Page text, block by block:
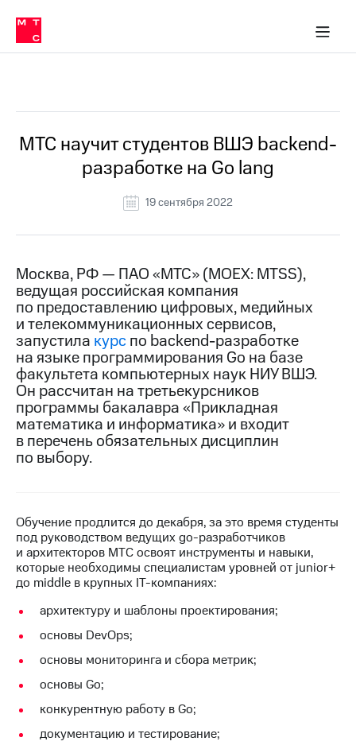
Медиа-центр
и акционерам
Устойчивое развитие
Комплаенс и деловая этика
компании
Карьера
История
компании
Руководство
Контакты
Медиа-центр
Пресс-
релизы
МТС
о технологиях
Достижения
Интервью
Контакты
Новости
в
регионе
Корпоративное
управление
Корпоративный
Раскрытие
информации
в МТС
Пресс-
релизы
о технологиях
МТС научит студентов ВШЭ backend-
разработке на Go lang
19 сентября 2022
Москва, РФ — ПАО «МТС» (MOEX: MTSS),
ведущая российская компания
по предоставлению цифровых, медийных
и телекоммуникационных сервисов,
запустила курс по backend-разработке
на языке программирования Go на базе
факультета компьютерных наук НИУ ВШЭ.
Он рассчитан на третьекурсников
программы бакалавра «Прикладная
математика и информатика» и входит
в перечень обязательных дисциплин
по выбору.
Обучение продлится до декабря, за это время студенты
под руководством ведущих go-разработчиков
и архитекторов МТС освоят инструменты и навыки,
которые необходимы специалистам уровней от junior+
до middle в крупных IT-компаниях:
архитектуру и шаблоны проектирования;
основы DevOps;
основы мониторинга и сбора метрик;
основы Go;
конкурентную работу в Go;
документацию и тестирование;